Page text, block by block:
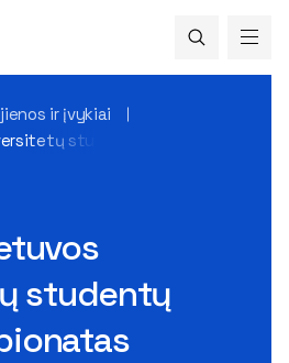
ir įvykiai
studentų kroso
studentų